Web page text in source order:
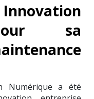
sa
Numérique a été